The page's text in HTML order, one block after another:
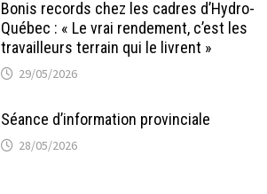
Bonis records chez les cadres d’Hydro-
Québec : « Le vrai rendement, c’est les
travailleurs terrain qui le livrent »
29/05/2026
Séance d’information provinciale
28/05/2026